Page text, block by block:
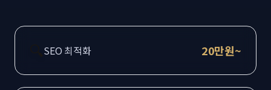
SEO 최적화 20만원~